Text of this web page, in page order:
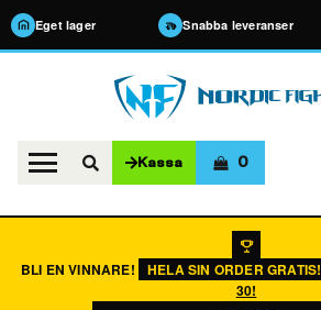
Eget lager Snabba leveranser
Kassa 0
BLI EN VINNARE! HELA SIN ORDER GRATIS!
30!